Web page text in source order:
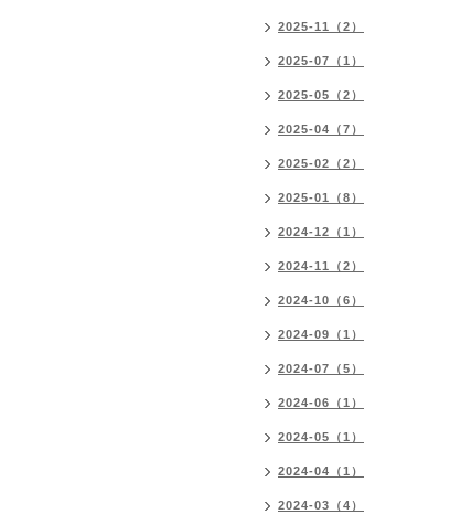
2025-11（2）
2025-07（1）
2025-05（2）
2025-04（7）
2025-02（2）
2025-01（8）
2024-12（1）
2024-11（2）
2024-10（6）
2024-09（1）
2024-07（5）
2024-06（1）
2024-05（1）
2024-04（1）
2024-03（4）